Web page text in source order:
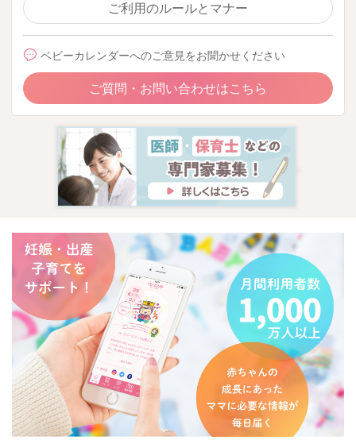
ご利用のルールとマナー
ベビーカレンダーへのご意見をお聞かせください
ご質問・お問い合わせはこちら